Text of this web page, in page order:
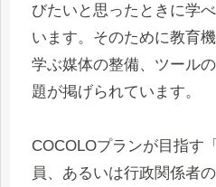
びたいと思ったときに学
います。そのために教育
学ぶ媒体の整備、ツール
題が掲げられています。
COCOLOプランが目指す
員、あるいは行政関係者